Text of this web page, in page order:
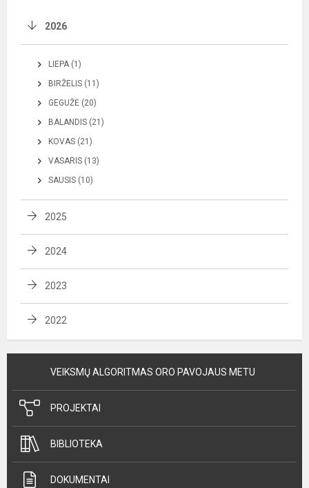
2026
LIEPA (1)
BIRŽELIS (11)
GEGUŽĖ (20)
BALANDIS (21)
KOVAS (21)
VASARIS (13)
SAUSIS (10)
2025
2024
2023
2022
VEIKSMŲ ALGORITMAS ORO PAVOJAUS METU
PROJEKTAI
BIBLIOTEKA
DOKUMENTAI